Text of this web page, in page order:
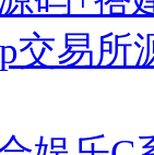
交易